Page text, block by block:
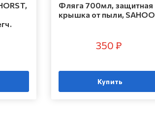
Фляга 700мл, защитная
крышка от пыли, SAHOO
350 ₽
Купить